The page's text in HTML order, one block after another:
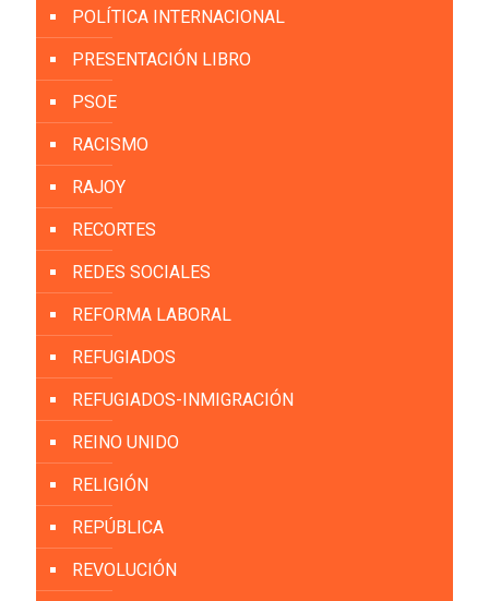
POLÍTICA INTERNACIONAL
PRESENTACIÓN LIBRO
PSOE
RACISMO
RAJOY
RECORTES
REDES SOCIALES
REFORMA LABORAL
REFUGIADOS
REFUGIADOS-INMIGRACIÓN
REINO UNIDO
RELIGIÓN
REPÚBLICA
REVOLUCIÓN